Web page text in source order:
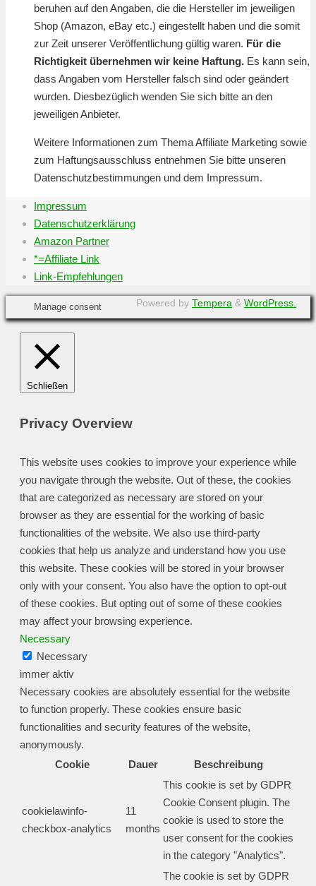
beruhen auf den Angaben, die die Hersteller im jeweiligen
Shop (Amazon, eBay etc.) eingestellt haben und die somit
zur Zeit unserer Veröffentlichung gültig waren. Für die
Richtigkeit übernehmen wir keine Haftung. Es kann sein,
dass Angaben vom Hersteller falsch sind oder geändert
wurden. Diesbezüglich wenden Sie sich bitte an den
jeweiligen Anbieter.
Weitere Informationen zum Thema Affiliate Marketing sowie
zum Haftungsausschluss entnehmen Sie bitte unseren
Datenschutzbestimmungen und dem Impressum.
Impressum
Datenschutzerklärung
Amazon Partner
*=Affiliate Link
Link-Empfehlungen
Powered by Tempera & WordPress.
Manage consent
Schließen
Privacy Overview
This website uses cookies to improve your experience while
you navigate through the website. Out of these, the cookies
that are categorized as necessary are stored on your
browser as they are essential for the working of basic
functionalities of the website. We also use third-party
cookies that help us analyze and understand how you use
this website. These cookies will be stored in your browser
only with your consent. You also have the option to opt-out
of these cookies. But opting out of some of these cookies
may affect your browsing experience.
Necessary
Necessary
immer aktiv
Necessary cookies are absolutely essential for the website
to function properly. These cookies ensure basic
functionalities and security features of the website,
anonymously.
Cookie
Dauer Beschreibung
cookielawinfo-
checkbox-analytics
11
months
This cookie is set by GDPR
Cookie Consent plugin. The
cookie is used to store the
user consent for the cookies
in the category "Analytics".
The cookie is set by GDPR